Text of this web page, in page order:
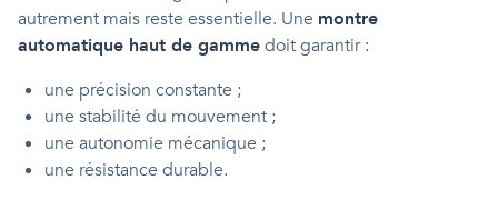
autrement mais reste essentielle. Une montre
automatique haut de gammedoit garantir :
une précision constante ;
une stabilité du mouvement ;
une autonomie mécanique ;
une résistance durable.